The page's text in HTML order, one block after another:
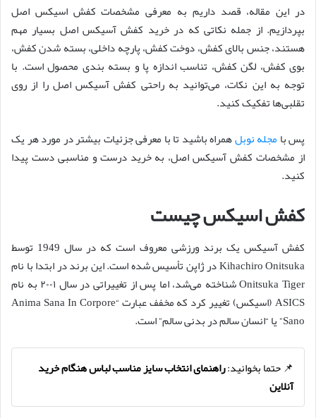
در این مقاله، قصد داریم به معرفی مشخصات کفش اسیکس اصل
بپردازیم. از جمله نکاتی که در خرید کفش آسیکس اصل بسیار مهم
هستند، جنس بالای کفش، دوخت کفش، پارچه داخلی، بسته شدن کفش،
بوی کفش، لگن کفش، تناسب اندازه پا و بسته بندی محصول است. با
توجه به این نکات، می‌توانید به راحتی کفش آسیکس اصل را از روی
تقلبی‌ها تفکیک کنید.
پس با مجله نوبلهمراه باشید تا با معرفی جزئیات بیشتر در مورد هر یک
از مشخصات کفش آسیکس اصل، به خرید درست و مناسبی دست پیدا
کنید.
کفش اسیکس چیست
کفش آسیکس یک برند ورزشی معروف است که در سال 1949 توسط
Kihachiro Onitsuka در ژاپن تأسیس شده است. این برند در ابتدا با نام
Onitsuka Tiger شناخته می‌شد، اما پس از تغییراتی در سال ۲۰۰۱ به نام
ASICS (اسیکس) تغییر کرد که مخفف عبارت “Anima Sana In Corpore
Sano” یا “انسان سالم در بدنی سالم” است.
📌 حتما بخوانید:راهنمای انتخاب سایز مناسب لباس هنگام خرید
آنلاین